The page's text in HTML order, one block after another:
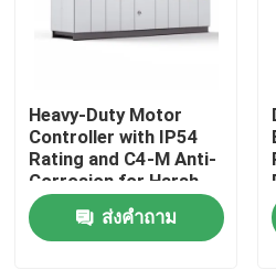
บ้าน
สินค้า
Heavy-Duty Motor
Controller with IP54
Rating and C4-M Anti-
Corrosion for Harsh
Plant Conditions
ส่งคำถาม